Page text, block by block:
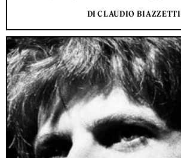
DI CLAUDIO BIAZZETTI